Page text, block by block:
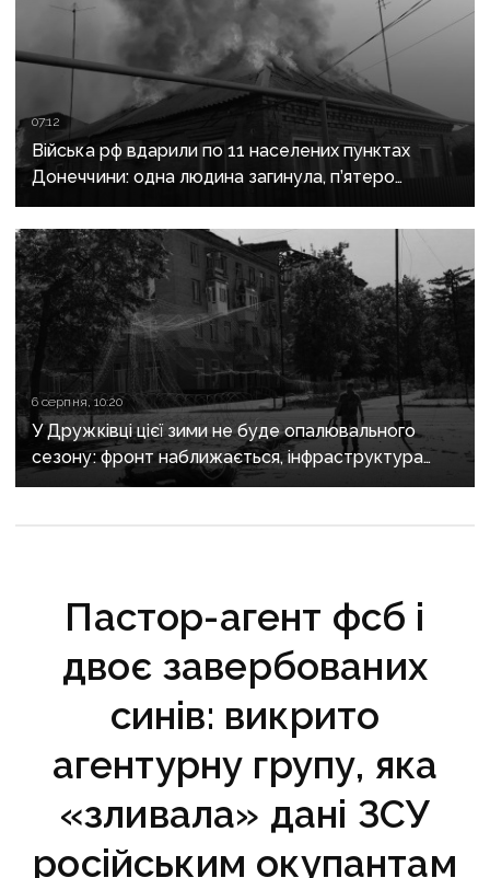
07:12
Війська рф вдарили по 11 населених пунктах
Донеччини: одна людина загинула, п’ятеро
поранені
6 серпня, 10:20
У Дружківці цієї зими не буде опалювального
сезону: фронт наближається, інфраструктура
критично зруйнована
Пастор-агент фсб і
двоє завербованих
синів: викрито
агентурну групу, яка
«зливала» дані ЗСУ
російським окупантам